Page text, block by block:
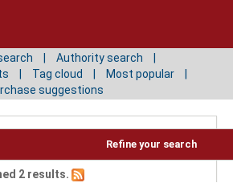
Authority search
Tag cloud
Most popular
suggestions
Refine your search
2 results.